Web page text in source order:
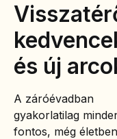
és új
A záróévadban
gyakorlatilag
fontos, még